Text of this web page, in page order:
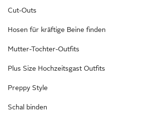
Cut-Outs
Hosen für kräftige Beine finden
Mutter-Tochter-Outfits
Plus Size Hochzeitsgast Outfits
Preppy Style
Schal binden